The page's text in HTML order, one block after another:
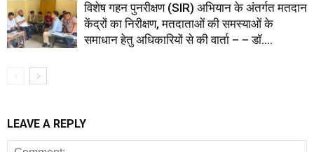
विशेष गहन पुनरीक्षण (SIR) अभियान के अंतर्गत मतदान
केंद्रों का निरीक्षण, मतदाताओं की समस्याओं के
समाधान हेतु अधिकारियों से की वार्ता – – डॉ....
LEAVE A REPLY